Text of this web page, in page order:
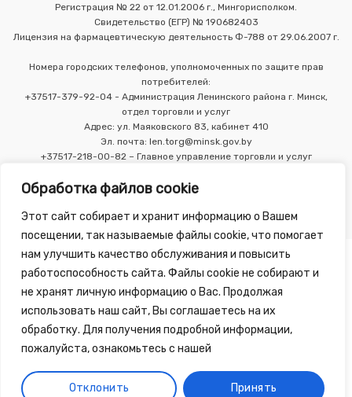
Обработка файлов cookie
Этот сайт собирает и хранит информацию о Вашем
посещении, так называемые файлы cookie, что помогает
нам улучшить качество обслуживания и повысить
работоспособность сайта. Файлы cookie не собирают и
не хранят личную информацию о Вас. Продолжая
использовать наш сайт, Вы соглашаетесь на их
обработку. Для получения подробной информации,
пожалуйста, ознакомьтесь с нашей
Отклонить Принять
Регистрация № 22 от 12.01.2006 г., Мингорисполком.
Свидетельство (ЕГР) № 190682403
Лицензия на фармацевтическую деятельность Ф-788 от 29.06.2007 г.
Номера городских телефонов, уполномоченных по защите прав
потребителей:
+37517-379-92-04 - Администрация Ленинского района г. Минск,
отдел торговли и услуг
Адрес: ул. Маяковского 83, кабинет 410
Эл. почта: len.torg@minsk.gov.by
+37517-218-00-82 – Главное управление торговли и услуг
Copyright 2010 - 2026 ©Зелёная Аптека, разработка сайта
-Tirex Media
Обработка персональных данных